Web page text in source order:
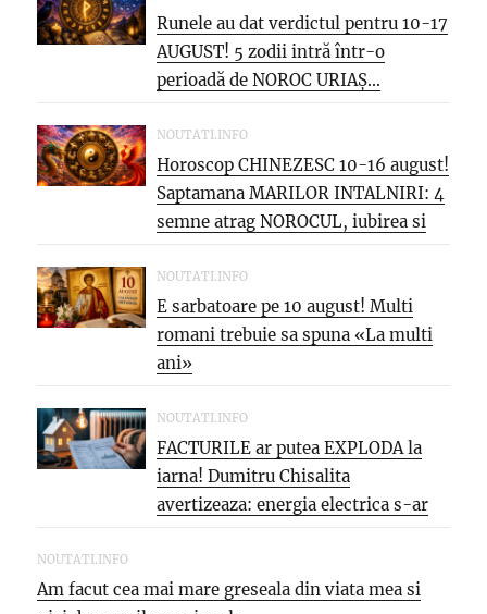
Runele au dat verdictul pentru 10-17
AUGUST! 5 zodii intră într-o
perioadă de NOROC URIAȘ...
NOUTATI.INFO
Horoscop CHINEZESC 10-16 august!
Saptamana MARILOR INTALNIRI: 4
semne atrag NOROCUL, iubirea si
oportunitatea care...
NOUTATI.INFO
E sarbatoare pe 10 august! Multi
romani trebuie sa spuna «La multi
ani»
NOUTATI.INFO
FACTURILE ar putea EXPLODA la
iarna! Dumitru Chisalita
avertizeaza: energia electrica s-ar
putea SCUMPI cu...
NOUTATI.INFO
Am facut cea mai mare greseala din viata mea si